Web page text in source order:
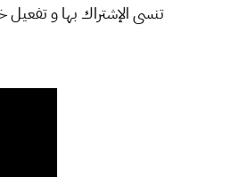
تنسى الإشتراك بها و